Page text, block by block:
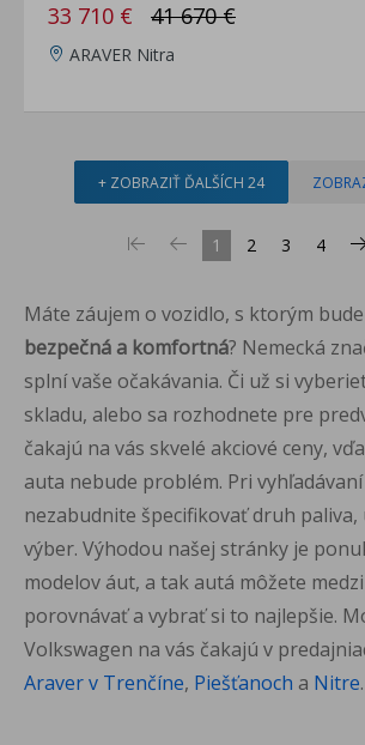
33 710 € 41 670 €
ARAVER Nitra
+ ZOBRAZIŤ ĎALŠÍCH 24
1 2 3 4
Máte záujem o vozidlo, s ktorým
bezpečná a komfortná? Nemecká
splní vaše očakávania. Či už si
skladu, alebo sa rozhodnete pre
čakajú na vás skvelé akciové ceny,
auta nebude problém. Pri
nezabudnite špecifikovať druh paliva,
výber. Výhodou našej stránky je
modelov áut, a tak autá môžete
porovnávať a vybrať si to najlepšie.
Volkswagen na vás čakajú v
Araver v Trenčíne, Piešťanoch a Nitre.